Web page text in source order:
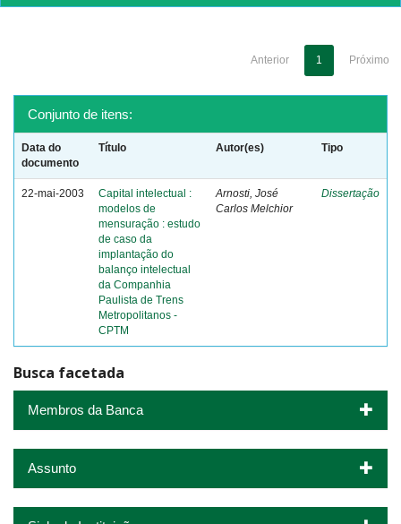
Anterior 1 Próximo
Conjunto de itens:
Data do
documento
Título Autor(es) Tipo
22-mai-2003
Capital intelectual :
modelos de
mensuração : estudo
de caso da
implantação do
balanço intelectual
da Companhia
Paulista de Trens
Metropolitanos -
CPTM
Arnosti, José
Carlos Melchior
Dissertação
Busca facetada
Membros da Banca
Assunto